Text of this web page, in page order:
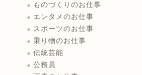
ものづくりのお仕事
エンタメのお仕事
スポーツのお仕事
乗り物のお仕事
伝統芸能
公務員